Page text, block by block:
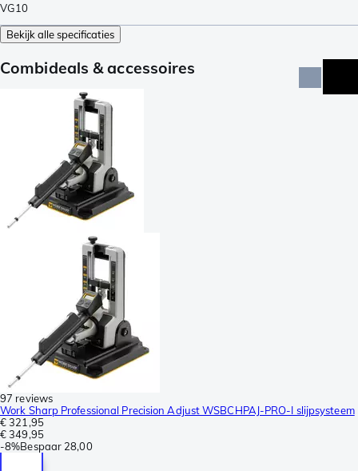
VG10
Bekijk alle specificaties
Combideals & accessoires
97 reviews
Work Sharp Professional Precision Adjust WSBCHPAJ-PRO-I slijpsysteem
€ 321,95
€ 349,95
-8%Bespaar 28,00